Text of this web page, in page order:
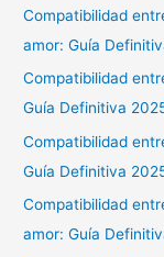
Compatibilidad
amor: Guía
Compatibilidad
Guía Definitiva
Compatibilidad
Guía Definitiva
Compatibilidad
amor: Guía